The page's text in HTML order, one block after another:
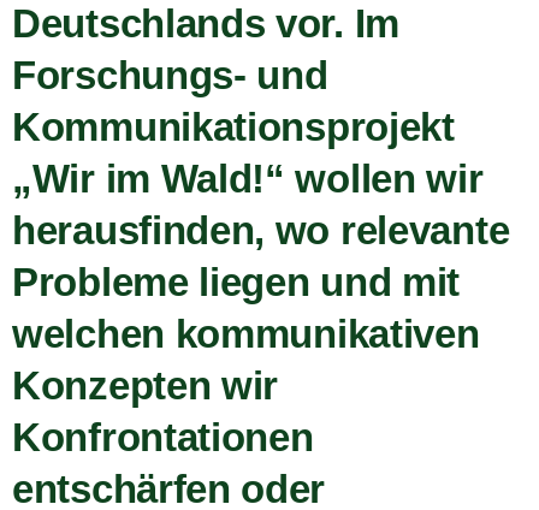
Deutschlands vor. Im
Forschungs- und
Kommunikationsprojekt
„Wir im Wald!“ wollen wir
herausfinden, wo relevante
Probleme liegen und mit
welchen kommunikativen
Konzepten wir
Konfrontationen
entschärfen oder